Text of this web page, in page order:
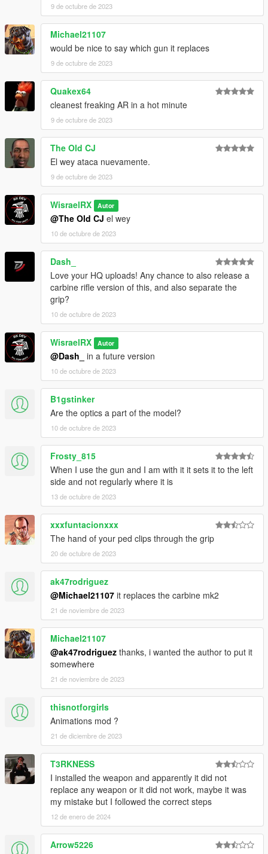
9 de octubre de 2023
Michael21107
would be nice to say which gun it replaces
9 de octubre de 2023
Quakex64
cleanest freaking AR in a hot minute
9 de octubre de 2023
The Old CJ
El wey ataca nuevamente.
9 de octubre de 2023
WisraelRX Autor
@The Old CJ el wey
10 de octubre de 2023
Dash_
Love your HQ uploads! Any chance to also release a
carbine rifle version of this, and also separate the
grip?
10 de octubre de 2023
WisraelRX Autor
@Dash_ in a future version
10 de octubre de 2023
B1gstinker
Are the optics a part of the model?
10 de octubre de 2023
Frosty_815
When I use the gun and I am with it it sets it to the left
side and not regularly where it is
13 de octubre de 2023
xxxfuntacionxxx
The hand of your ped clips through the grip
20 de octubre de 2023
ak47rodriguez
@Michael21107 it replaces the carbine mk2
21 de noviembre de 2023
Michael21107
@ak47rodriguez thanks, i wanted the author to put it
somewhere
21 de noviembre de 2023
thisnotforgirls
Animations mod ?
21 de diciembre de 2023
T3RKNESS
I installed the weapon and apparently it did not
replace any weapon or it did not work, maybe it was
my mistake but I followed the correct steps
12 de enero de 2024
Arrow5226